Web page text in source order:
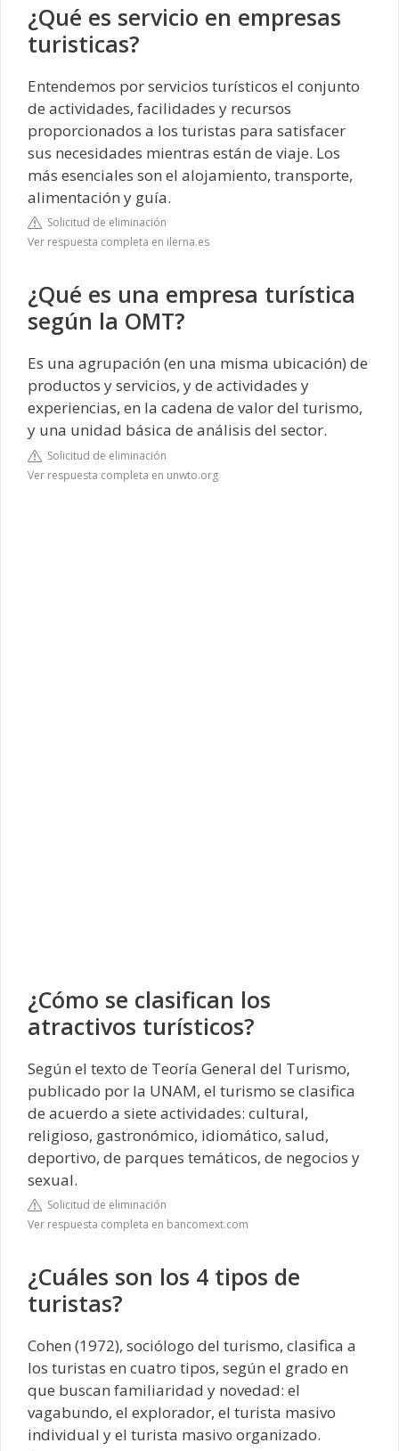
¿Qué es servicio en empresas
turisticas?
Entendemos por servicios turísticos el conjunto
de actividades, facilidades y recursos
proporcionados a los turistas para satisfacer
sus necesidades mientras están de viaje. Los
más esenciales son el alojamiento, transporte,
alimentación y guía.
Solicitud de eliminación
Ver respuesta completa en ilerna.es
¿Qué es una empresa turística
según la OMT?
Es una agrupación (en una misma ubicación) de
productos y servicios, y de actividades y
experiencias, en la cadena de valor del turismo,
y una unidad básica de análisis del sector.
Solicitud de eliminación
Ver respuesta completa en unwto.org
¿Cómo se clasifican los
atractivos turísticos?
Según el texto de Teoría General del Turismo,
publicado por la UNAM, el turismo se clasifica
de acuerdo a siete actividades: cultural,
religioso, gastronómico, idiomático, salud,
deportivo, de parques temáticos, de negocios y
sexual.
Solicitud de eliminación
Ver respuesta completa en bancomext.com
¿Cuáles son los 4 tipos de
turistas?
Cohen (1972), sociólogo del turismo, clasifica a
los turistas en cuatro tipos, según el grado en
que buscan familiaridad y novedad: el
vagabundo, el explorador, el turista masivo
individual y el turista masivo organizado.